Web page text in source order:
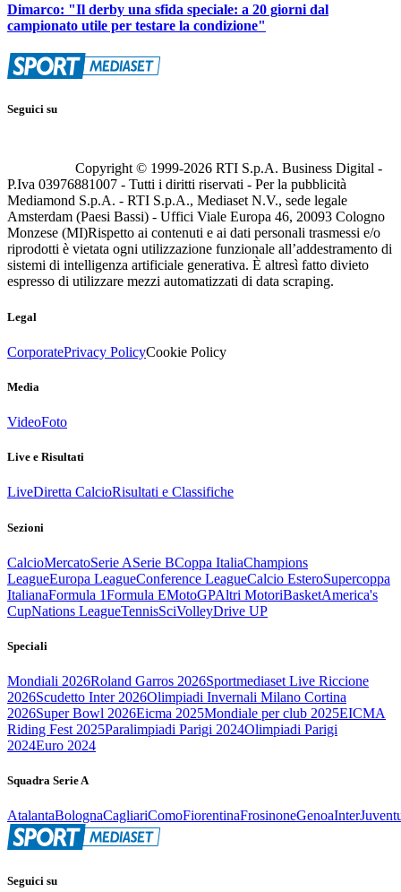
Dimarco: "Il derby una sfida speciale: a 20 giorni dal
campionato utile per testare la condizione"
Seguici su
Copyright © 1999-2026 RTI S.p.A. Business Digital -
P.Iva 03976881007 - Tutti i diritti riservati - Per la pubblicità
Mediamond S.p.A. - RTI S.p.A., Mediaset N.V., sede legale
Amsterdam (Paesi Bassi) - Uffici Viale Europa 46, 20093 Cologno
Monzese (MI)Rispetto ai contenuti e ai dati personali trasmessi e/o
riprodotti è vietata ogni utilizzazione funzionale all’addestramento di
sistemi di intelligenza artificiale generativa. È altresì fatto divieto
espresso di utilizzare mezzi automatizzati di data scraping.
Legal
CorporatePrivacy PolicyCookie Policy
Media
VideoFoto
Live e Risultati
LiveDiretta CalcioRisultati e Classifiche
Sezioni
CalcioMercatoSerie ASerie BCoppa ItaliaChampions
LeagueEuropa LeagueConference LeagueCalcio EsteroSupercoppa
ItalianaFormula 1Formula EMotoGPAltri MotoriBasketAmerica's
CupNations LeagueTennisSciVolleyDrive UP
Speciali
Mondiali 2026Roland Garros 2026Sportmediaset Live Riccione
2026Scudetto Inter 2026Olimpiadi Invernali Milano Cortina
2026Super Bowl 2026Eicma 2025Mondiale per club 2025EICMA
Riding Fest 2025Paralimpiadi Parigi 2024Olimpiadi Parigi
2024Euro 2024
Squadra Serie A
AtalantaBolognaCagliariComoFiorentinaFrosinoneGenoaInter
Seguici su